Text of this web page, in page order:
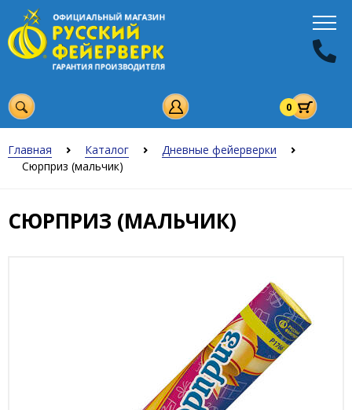
0
Главная Каталог
Дневные фейерверки
Сюрприз (мальчик)
СЮРПРИЗ (МАЛЬЧИК)